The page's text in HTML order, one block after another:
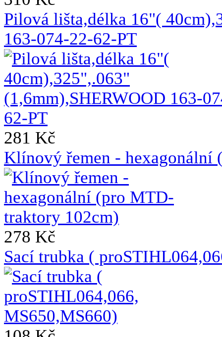
Pilová lišta,délka 16"(
163-074-22-62-PT
281 Kč
Klínový řemen -
278 Kč
Sací trubka (